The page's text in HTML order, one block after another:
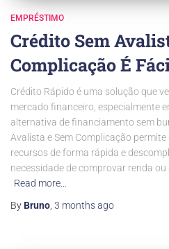
EMPRÉSTIMO
Crédito Sem
Complicação É
Crédito Rápido é uma solução que
mercado financeiro, especialmente
alternativa de financiamento sem
Avalista e Sem Complicação
recursos de forma rápida e
necessidade de comprovar renda
Read more…
By Bruno, 3 monthsago